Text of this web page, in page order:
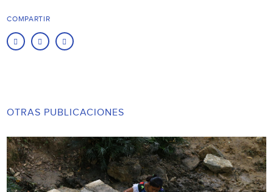
COMPARTIR
OTRAS PUBLICACIONES